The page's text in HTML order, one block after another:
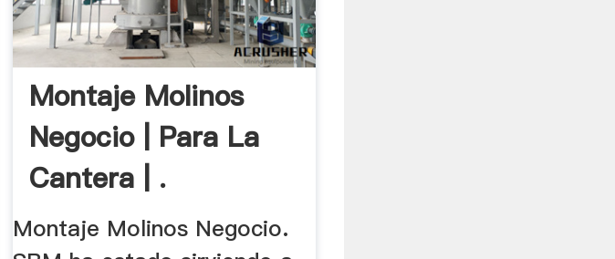
Montaje Molinos
Negocio | Para La
Cantera | .
Montaje Molinos Negocio.